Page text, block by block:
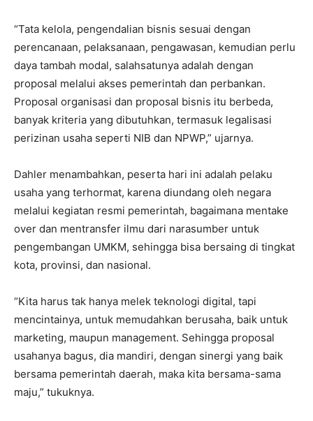
“Tata kelola, pengendalian bisnis sesuai dengan
perencanaan, pelaksanaan, pengawasan, kemudian perlu
daya tambah modal, salahsatunya adalah dengan
proposal melalui akses pemerintah dan perbankan.
Proposal organisasi dan proposal bisnis itu berbeda,
banyak kriteria yang dibutuhkan, termasuk legalisasi
perizinan usaha seperti NIB dan NPWP,” ujarnya.
Dahler menambahkan, peserta hari ini adalah pelaku
usaha yang terhormat, karena diundang oleh negara
melalui kegiatan resmi pemerintah, bagaimana mentake
over dan mentransfer ilmu dari narasumber untuk
pengembangan UMKM, sehingga bisa bersaing di tingkat
kota, provinsi, dan nasional.
“Kita harus tak hanya melek teknologi digital, tapi
mencintainya, untuk memudahkan berusaha, baik untuk
marketing, maupun management. Sehingga proposal
usahanya bagus, dia mandiri, dengan sinergi yang baik
bersama pemerintah daerah, maka kita bersama-sama
maju,” tukuknya.